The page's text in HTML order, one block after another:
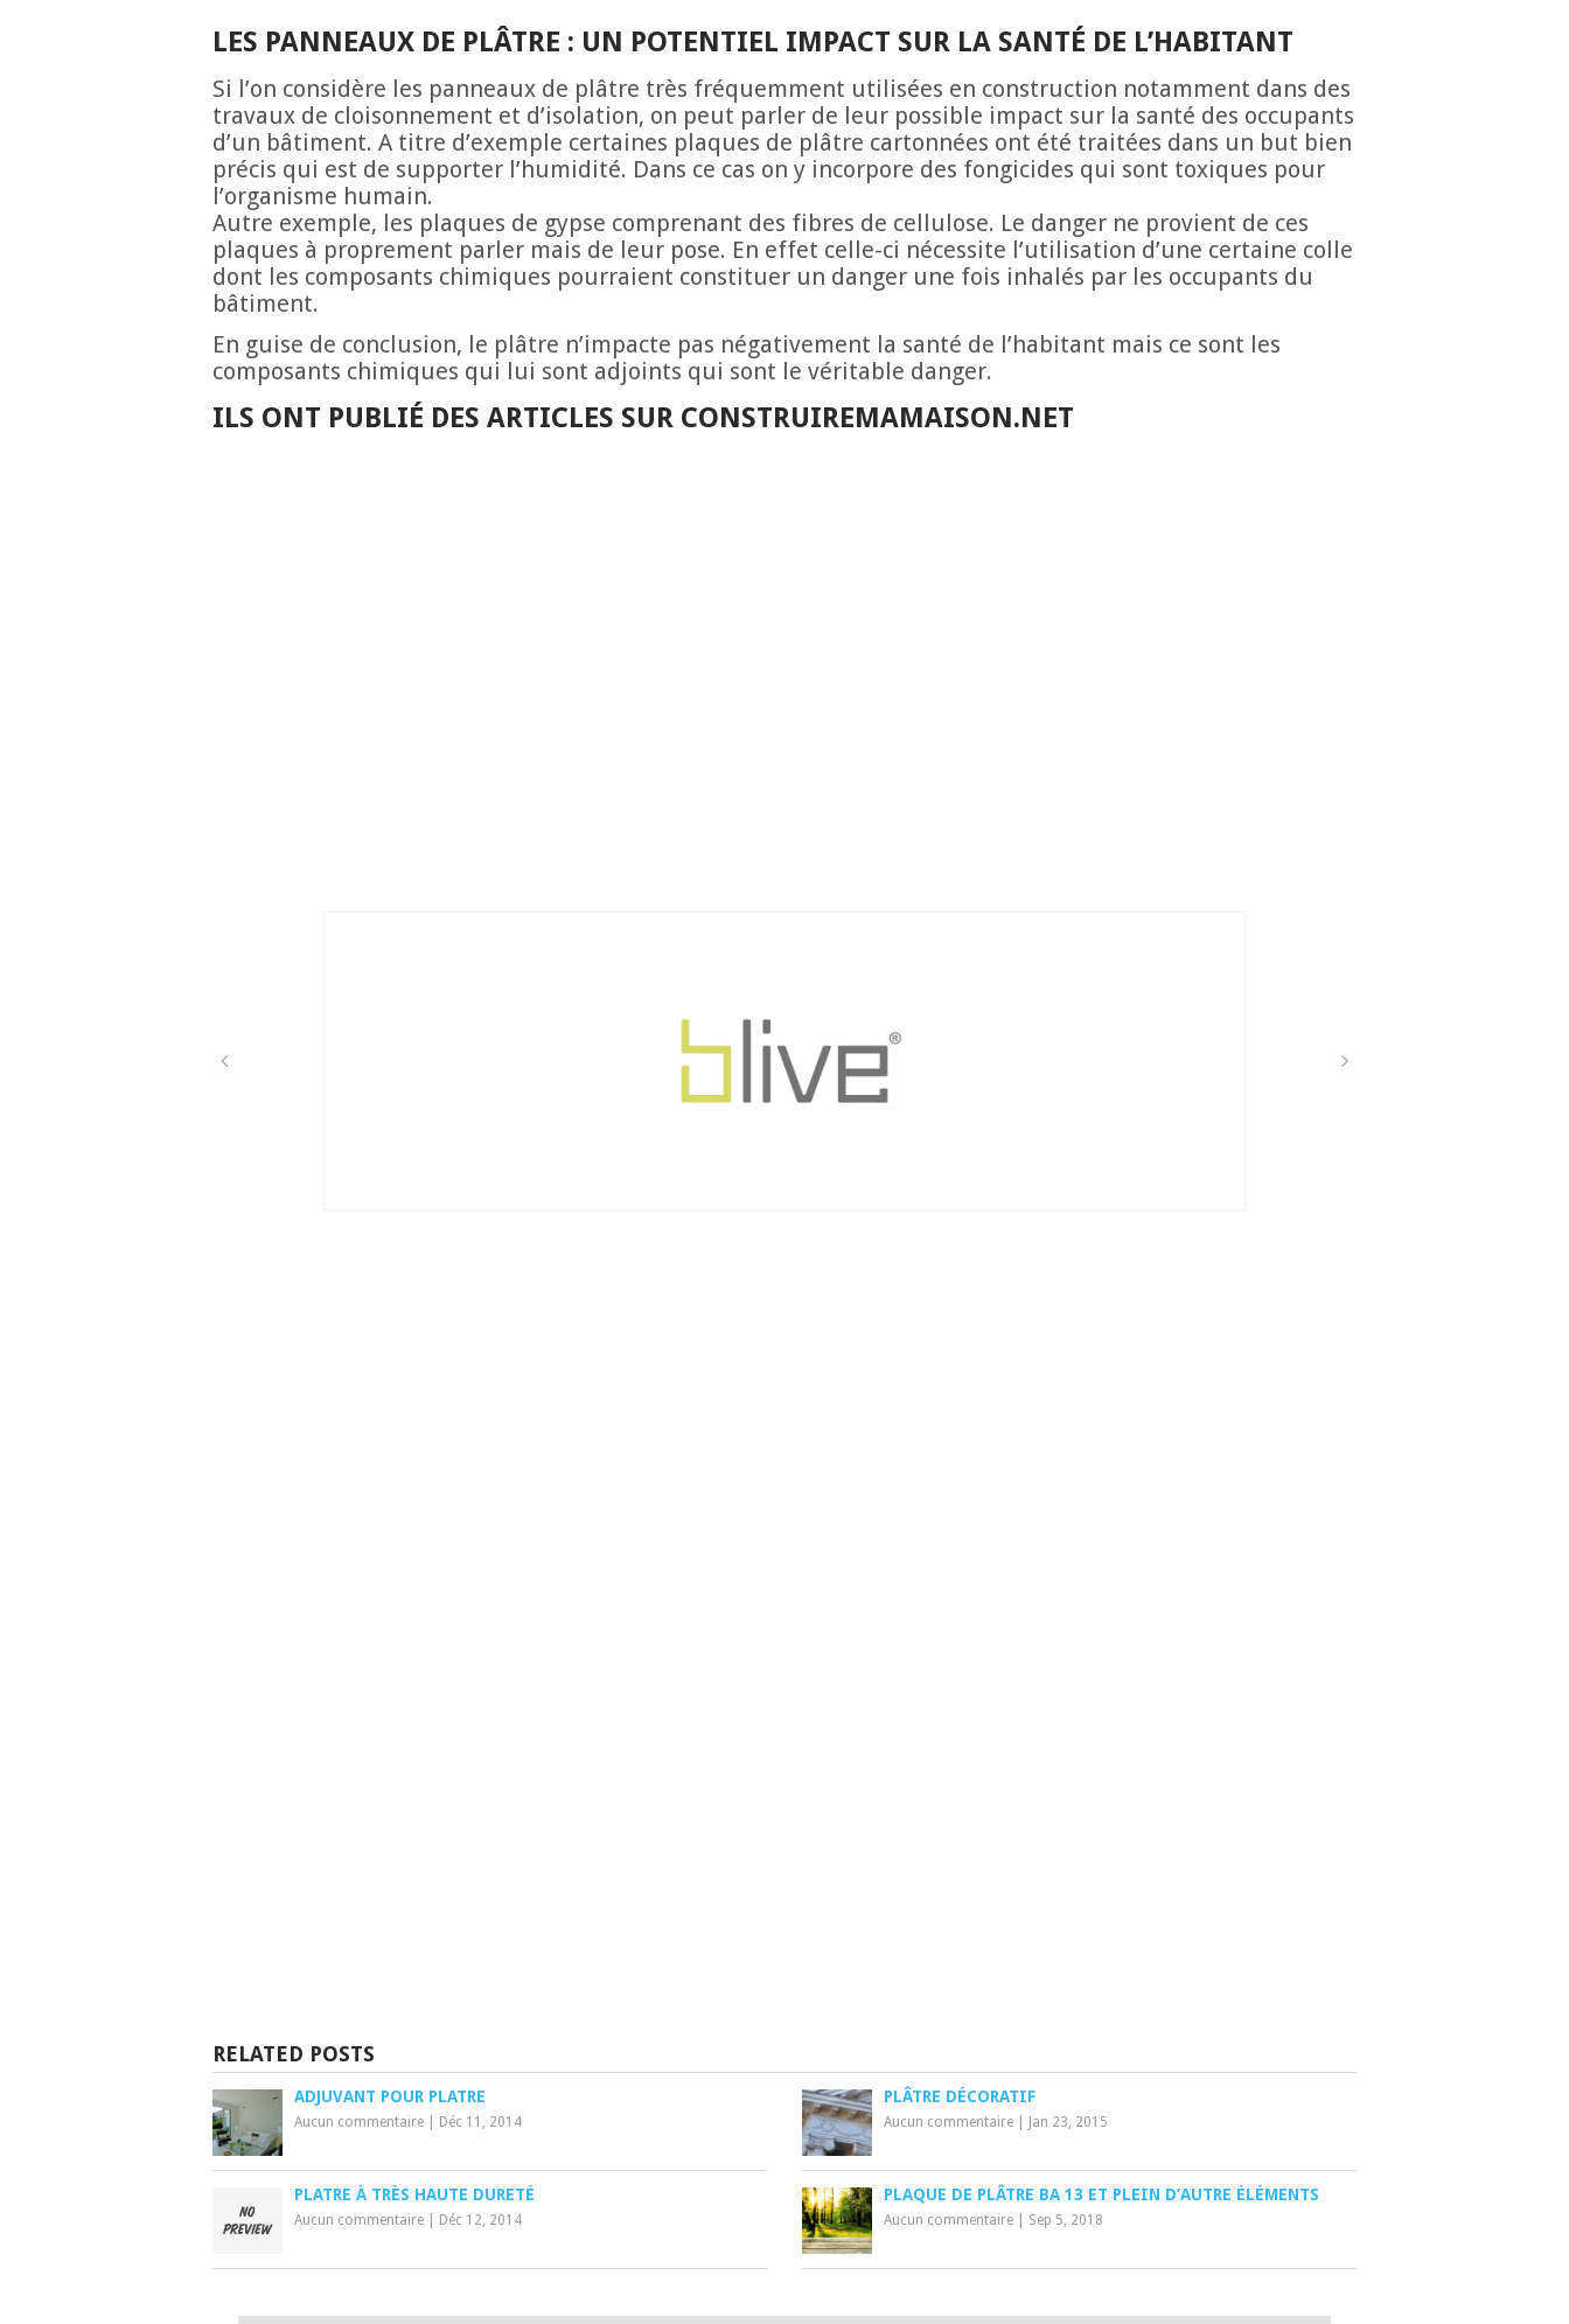
LES PANNEAUX DE PLÂTRE : UN POTENTIEL IMPACT SUR LA SANTÉ DE L’HABITANT
Si l’on considère les panneaux de plâtre très fréquemment utilisées en construction notamment dans des
travaux de cloisonnement et d’isolation, on peut parler de leur possible impact sur la santé des occupants
d’un bâtiment. A titre d’exemple certaines plaques de plâtre cartonnées ont été traitées dans un but bien
précis qui est de supporter l’humidité. Dans ce cas on y incorpore des fongicides qui sont toxiques pour
l’organisme humain.
Autre exemple, les plaques de gypse comprenant des fibres de cellulose. Le danger ne provient de ces
plaques à proprement parler mais de leur pose. En effet celle-ci nécessite l’utilisation d’une certaine colle
dont les composants chimiques pourraient constituer un danger une fois inhalés par les occupants du
bâtiment.
En guise de conclusion, le plâtre n’impacte pas négativement la santé de l’habitant mais ce sont les
composants chimiques qui lui sont adjoints qui sont le véritable danger.
ILS ONT PUBLIÉ DES ARTICLES SUR CONSTRUIREMAMAISON.NET
RELATED POSTS
ADJUVANT POUR PLATRE
Aucun commentaire Déc 11, 2014
PLÂTRE DÉCORATIF
Aucun commentaire| Jan 23, 2015
PLATRE À TRÈS HAUTE DURETÉ
Aucun commentaire Déc 12, 2014
PLAQUE DE PLÂTRE BA 13 ET PLEIN D’AUTRE ÉLÉMENTS
Aucun commentaire| Sep 5, 2018